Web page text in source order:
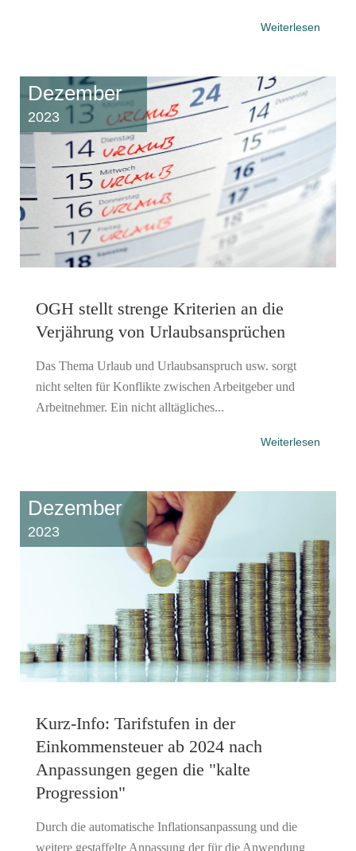
Weiterlesen
Dezember
2023
OGH stellt strenge Kriterien an die
Verjährung von Urlaubsansprüchen
Das Thema Urlaub und Urlaubsanspruch usw. sorgt
nicht selten für Konflikte zwischen Arbeitgeber und
Arbeitnehmer. Ein nicht alltägliches...
Weiterlesen
Dezember
2023
Kurz-Info: Tarifstufen in der
Einkommensteuer ab 2024 nach
Anpassungen gegen die "kalte
Progression"
Durch die automatische Inflationsanpassung und die
weitere gestaffelte Anpassung der für die Anwendung